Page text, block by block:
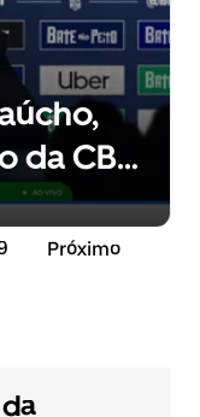
da CBF
Próximo